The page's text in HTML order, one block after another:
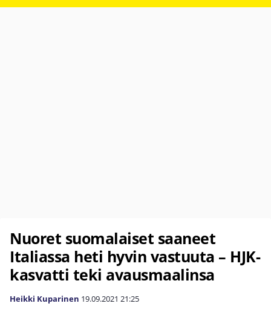
Nuoret suomalaiset saaneet
Italiassa heti hyvin vastuuta – HJK-
kasvatti teki avausmaalinsa
Heikki Kuparinen 19.09.2021 21:25